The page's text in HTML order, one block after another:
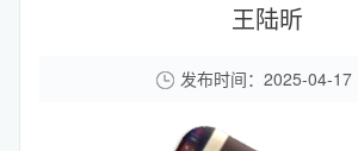
王陆昕
发布时间：2025-04-17